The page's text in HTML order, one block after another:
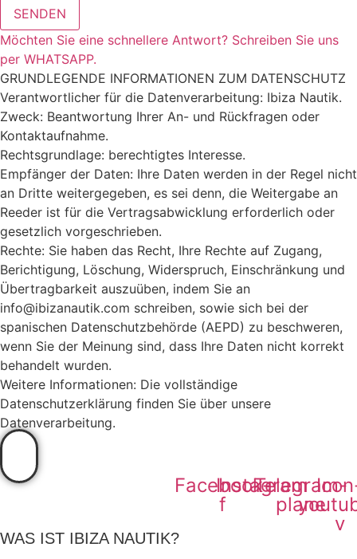
SENDEN
Möchten Sie eine schnellere Antwort? Schreiben Sie uns
per WHATSAPP.
GRUNDLEGENDE INFORMATIONEN ZUM DATENSCHUTZ
Verantwortlicher für die Datenverarbeitung: Ibiza Nautik.
Zweck: Beantwortung Ihrer An- und Rückfragen oder
Kontaktaufnahme.
Rechtsgrundlage: berechtigtes Interesse.
Empfänger der Daten: Ihre Daten werden in der Regel nicht
an Dritte weitergegeben, es sei denn, die Weitergabe an
Reeder ist für die Vertragsabwicklung erforderlich oder
gesetzlich vorgeschrieben.
Rechte: Sie haben das Recht, Ihre Rechte auf Zugang,
Berichtigung, Löschung, Widerspruch, Einschränkung und
Übertragbarkeit auszuüben, indem Sie an
info@ibizanautik.com schreiben, sowie sich bei der
spanischen Datenschutzbehörde (AEPD) zu beschweren,
wenn Sie der Meinung sind, dass Ihre Daten nicht korrekt
behandelt wurden.
Weitere Informationen: Die vollständige
Datenschutzerklärung finden Sie über unsere
Datenverarbeitung.
Facebook-
f
Instagram
Telegram-
plane
v
WAS IST IBIZA NAUTIK?